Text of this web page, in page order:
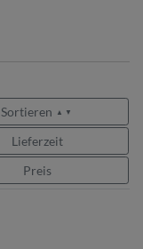
Sortieren ▲ ▼
Lieferzeit
Preis